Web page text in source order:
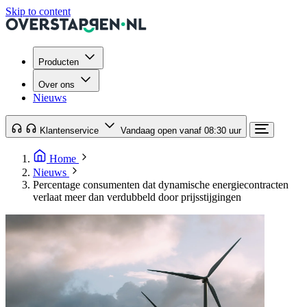
Skip to content
Producten
Over ons
Nieuws
Klantenservice Vandaag open vanaf 08:30 uur
Home
Nieuws
Percentage consumenten dat dynamische energiecontracten
verlaat meer dan verdubbeld door prijsstijgingen